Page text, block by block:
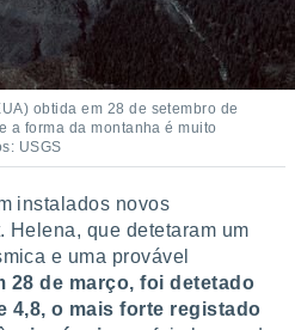
obtida em 28 de setembro de
a forma da montanha é muito
USGS
instalados novos
Helena, que detetaram um
e uma provável
28 de março, foi detetado
4,8, o mais forte registado